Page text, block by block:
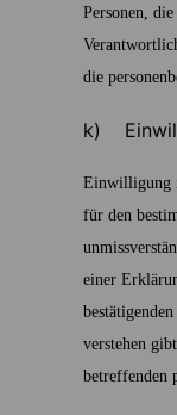
Personen,
die
k)
Einwilligung
für den
einer
verstehen
betreffenden